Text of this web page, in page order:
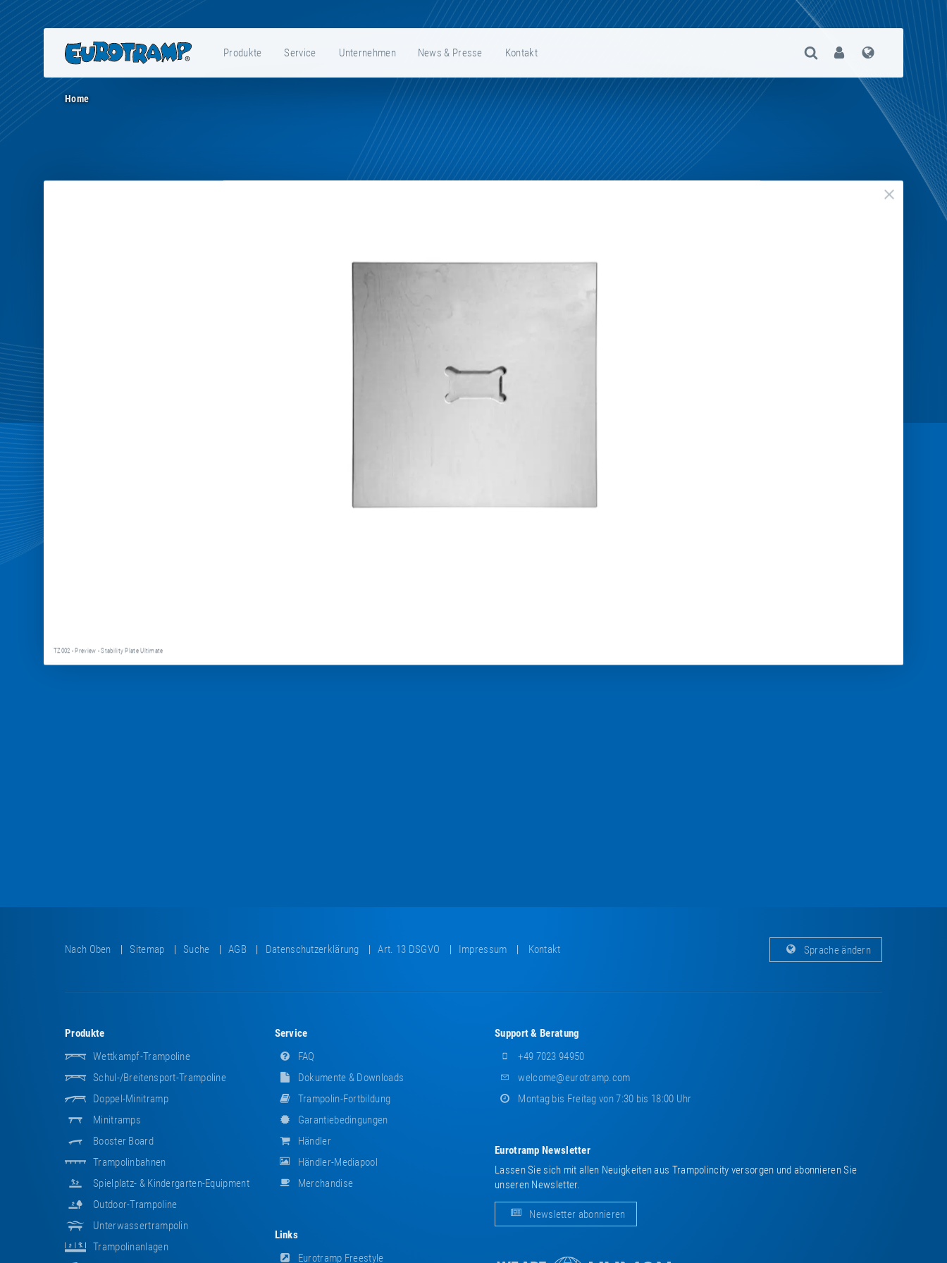
Produkte Service Unternehmen News & Presse Kontakt Suche Öffnen
User Sprache
Home
TZ002 - Preview - Stability Plate Ultimate
Nach Oben Sitemap Suche AGB Datenschutzerklärung Art. 13 DSGVO Impressum Kontakt Sprache ändern
Produkte
Wettkampf-Trampoline
Schul-/Breitensport-Trampoline
Doppel-Minitramp
Minitramps
Booster Board
Trampolinbahnen
Spielplatz- & Kindergarten-Equipment
Outdoor-Trampoline
Unterwassertrampolin
Trampolinanlagen
Service
FAQ
Dokumente & Downloads
Trampolin-Fortbildung
Garantiebedingungen
Händler
Händler-Mediapool
Merchandise
Links
Eurotramp Freestyle
Support & Beratung
+49 7023 94950
welcome@eurotramp.com
Montag bis Freitag von 7:30 bis 18:00 Uhr
Eurotramp Newsletter
Lassen Sie sich mit allen Neuigkeiten aus Trampolincity versorgen und abonnieren Sie
unseren Newsletter.
Newsletter abonnieren